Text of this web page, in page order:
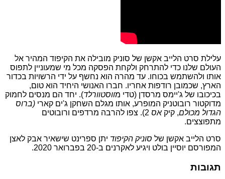
עלילת סרט הלייב אקשן של סוניק מובילה את הקיפוד המהיר אל
העולם שלנו כדי להתרחק ולקחת הפסקה מכל מי שמעוניין לתפוס
אותו ולהשתמש בכוחו. עד מהרה הוא נחשף על ידי הרשויות בכדור
הארץ, שכמובן רודפות אחריו. חברו האנושי היחיד הוא טום,
בכיכובו של ג'יימס מרסדן (טדי מווסטוורלד). יחד הם מנסים לחמוק
מדוקטור רובוטניק המופרע, אותו מגלם השחקן ג'ים קארי (ברוס
הגדול מכולם, קיק אס
2). צפו להרבה מרדפים ורובוטים
מתפוצצים.
סרט הלייב אקשן של סוניק הקיפוד יתן ספרינט שישאיר אבק לאצן
המפורסם יוסיין בולט ויגיע לאקרנים ב-20 בפברואר 2020.
תגובות